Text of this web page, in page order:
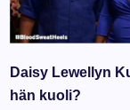
Daisy Lewellyn
hän kuoli?